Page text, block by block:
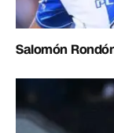
Salomón